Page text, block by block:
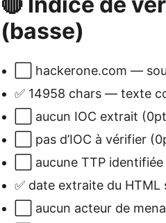
(basse)
⬜ hackerone.com —
✅ 14958 chars — texte
⬜ aucun IOC extrait
⬜ pas d’IOC à vérifier
⬜ aucune TTP
✅ date extraite du HTML
⬜ aucun acteur de